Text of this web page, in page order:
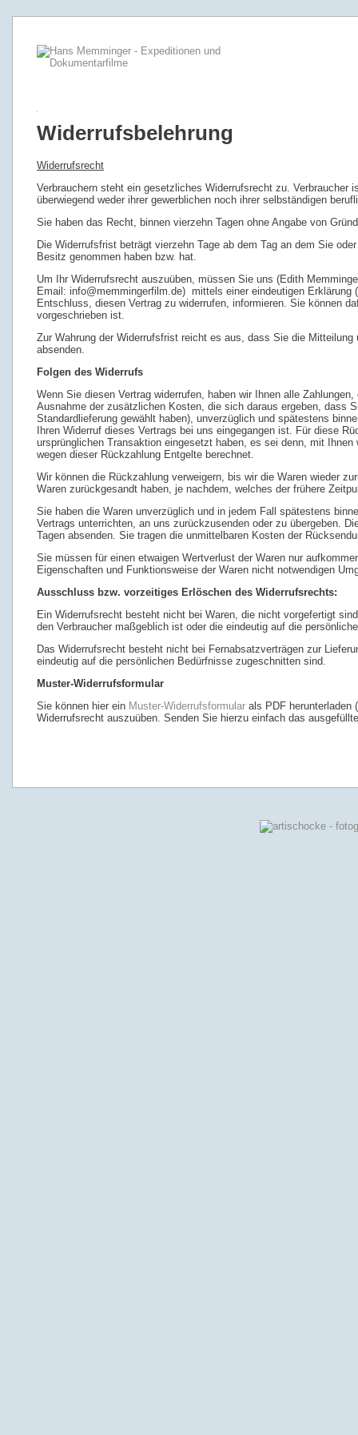
Widerrufsbelehrung
Widerrufsrecht
Verbrauchern steht ein gesetzliches Widerrufsrecht zu.
überwiegend weder ihrer gewerblichen noch ihrer selbständigen
Sie haben das Recht, binnen vierzehn Tagen ohne Angabe von
Die Widerrufsfrist beträgt vierzehn Tage ab dem Tag an dem Sie
Besitz genommen haben bzw. hat.
Um Ihr Widerrufsrecht auszuüben, müssen Sie uns (Edith
Email: info@memmingerfilm.de) mittels einer eindeutigen
Entschluss, diesen Vertrag zu widerrufen, informieren. Sie können
vorgeschrieben ist.
Zur Wahrung der Widerrufsfrist reicht es aus, dass Sie die
absenden.
Folgen des Widerrufs
Wenn Sie diesen Vertrag widerrufen, haben wir Ihnen alle
Ausnahme der zusätzlichen Kosten, die sich daraus ergeben, dass
Standardlieferung gewählt haben), unverzüglich und spätestens
Ihren Widerruf dieses Vertrags bei uns eingegangen ist. Für diese
ursprünglichen Transaktion eingesetzt haben, es sei denn, mit
wegen dieser Rückzahlung Entgelte berechnet.
Wir können die Rückzahlung verweigern, bis wir die Waren wieder
Waren zurückgesandt haben, je nachdem, welches der frühere
Sie haben die Waren unverzüglich und in jedem Fall spätestens
Vertrags unterrichten, an uns zurückzusenden oder zu übergeben.
Tagen absenden. Sie tragen die unmittelbaren Kosten der
Sie müssen für einen etwaigen Wertverlust der Waren nur
Eigenschaften und Funktionsweise der Waren nicht notwendigen
Ausschluss bzw. vorzeitiges Erlöschen des Widerrufsrechts:
Ein Widerrufsrecht besteht nicht bei Waren, die nicht vorgefertigt
den Verbraucher maßgeblich ist oder die eindeutig auf die
Das Widerrufsrecht besteht nicht bei Fernabsatzverträgen zur
eindeutig auf die persönlichen Bedürfnisse zugeschnitten sind.
Muster-Widerrufsformular
Sie können hier ein Muster-Widerrufsformular als PDF herunterladen (
Widerrufsrecht auszuüben. Senden Sie hierzu einfach das